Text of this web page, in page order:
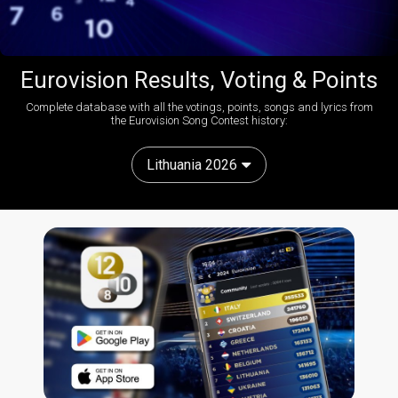
Eurovision Results, Voting & Points
Complete database with all the votings, points, songs and lyrics from
the Eurovision Song Contest history:
Lithuania 2026